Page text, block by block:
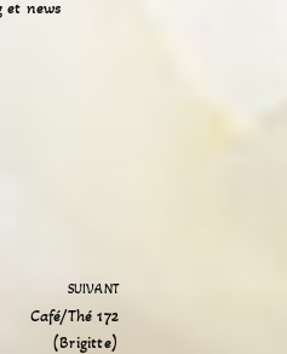
SUIVANT
Café/Thé 172
(Brigitte)